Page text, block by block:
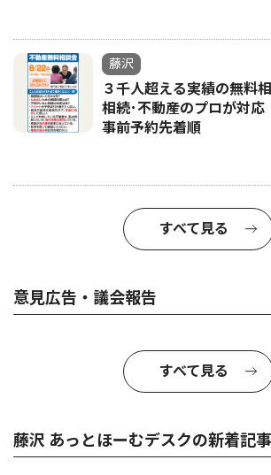
藤沢
３千人超える実績の無
相続･不動産のプロが対
事前予約先着順
すべて見る
意見広告・議会報告
すべて見る
藤沢 あっとほーむデスクの新着記事